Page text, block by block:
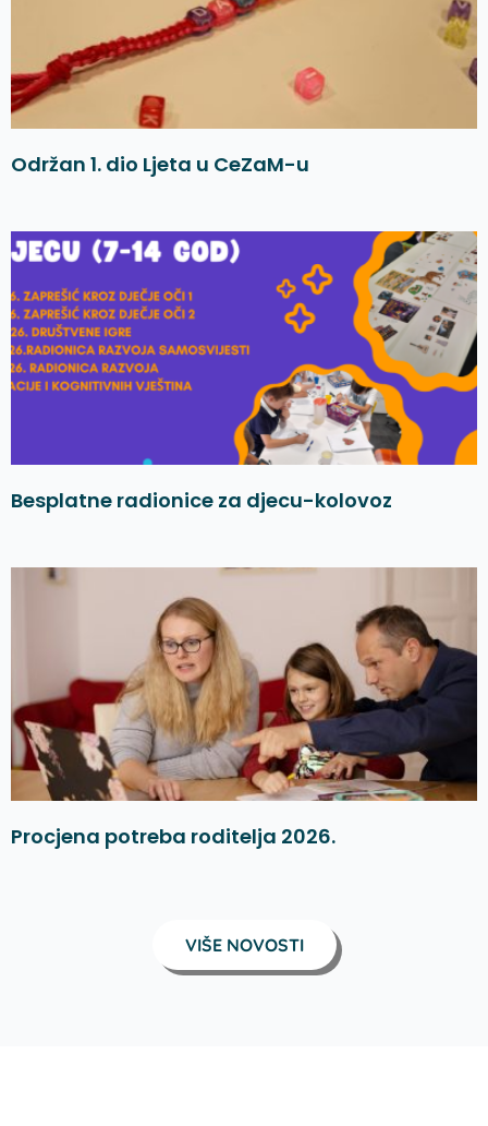
Održan 1. dio Ljeta u CeZaM-u
Besplatne radionice za djecu-kolovoz
Procjena potreba roditelja 2026.
VIŠE NOVOSTI